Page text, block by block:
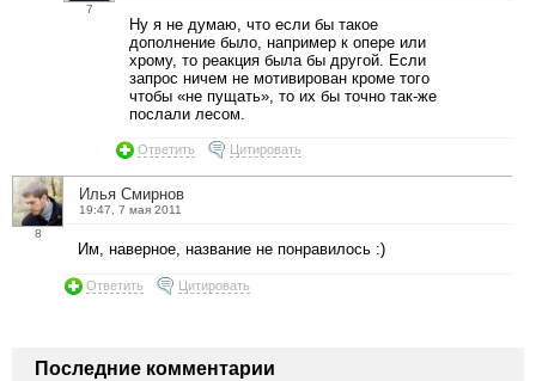
7
Ну я не думаю, что если бы такое
дополнение было, например к опере или
хрому, то реакция была бы другой. Если
запрос ничем не мотивирован кроме того
чтобы «не пущать», то их бы точно так-же
послали лесом.
Ответить Цитировать
8
Илья Смирнов
19:47, 7 мая 2011
Им, наверное, название не понравилось :)
Ответить Цитировать
Последние комментарии